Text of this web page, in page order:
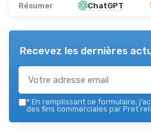
Résumer ChatGPT
Recevez les dernières
* En remplissant ce formulaire,
des fins commerciales par Pret